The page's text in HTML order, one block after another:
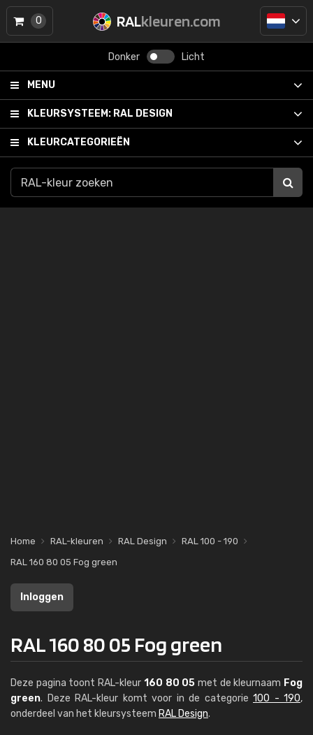
RALkleuren.com
Donker Licht
MENU
KLEURSYSTEEM: RAL DESIGN
KLEURCATEGORIEËN
0
Home RAL-kleuren RAL Design
RAL 100 - 190
RAL 160 80 05 Fog green
Inloggen
RAL 160 80 05 Fog green
Deze pagina toont RAL-kleur 160 80 05 met de kleurnaam Fog
green. Deze RAL-kleur komt voor in de categorie 100 - 190,
onderdeel van het kleursysteem RAL Design.